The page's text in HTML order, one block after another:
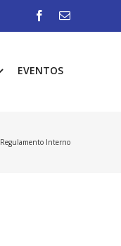
EVENTOS
Regulamento Interno